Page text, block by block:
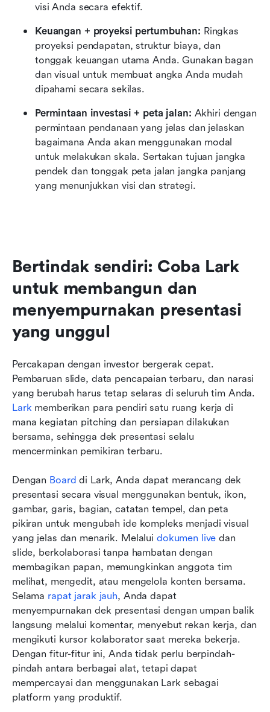
visi Anda secara efektif.
Keuangan + proyeksi pertumbuhan: Ringkas
proyeksi pendapatan, struktur biaya, dan
tonggak keuangan utama Anda. Gunakan bagan
dan visual untuk membuat angka Anda mudah
dipahami secara sekilas.
Permintaan investasi + peta jalan: Akhiri dengan
permintaan pendanaan yang jelas dan jelaskan
bagaimana Anda akan menggunakan modal
untuk melakukan skala. Sertakan tujuan jangka
pendek dan tonggak peta jalan jangka panjang
yang menunjukkan visi dan strategi.
Bertindak sendiri: Coba Lark
untuk membangun dan
menyempurnakan presentasi
yang unggul
Percakapan dengan investor bergerak cepat.
Pembaruan slide, data pencapaian terbaru, dan narasi
Lark memberikan para pendiri satu ruang kerja di
mana kegiatan pitching dan persiapan dilakukan
bersama, sehingga dek presentasi selalu
mencerminkan pemikiran terbaru.
Dengan Board di Lark, Anda dapat merancang dek
presentasi secara visual menggunakan bentuk, ikon,
gambar, garis, bagian, catatan tempel, dan peta
pikiran untuk mengubah ide kompleks menjadi visual
yang jelas dan menarik. Melalui dokumen live dan
slide, berkolaborasi tanpa hambatan dengan
membagikan papan, memungkinkan anggota tim
melihat, mengedit, atau mengelola konten bersama.
Selama rapat jarak jauh, Anda dapat
menyempurnakan dek presentasi dengan umpan balik
langsung melalui komentar, menyebut rekan kerja, dan
mengikuti kursor kolaborator saat mereka bekerja.
Dengan fitur-fitur ini, Anda tidak perlu berpindah-
pindah antara berbagai alat, tetapi dapat
mempercayai dan menggunakan Lark sebagai
platform yang produktif.